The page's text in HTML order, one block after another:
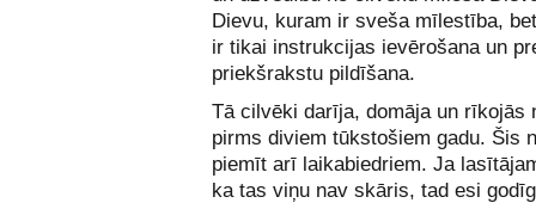
Dievu, kuram ir sveša mīlestība,
ir tikai instrukcijas ievērošana un
priekšrakstu pildīšana.
Tā cilvēki darīja, domāja un rīkojās
pirms diviem tūkstošiem gadu. Šis
piemīt arī laikabiedriem. Ja
ka tas viņu nav skāris, tad esi